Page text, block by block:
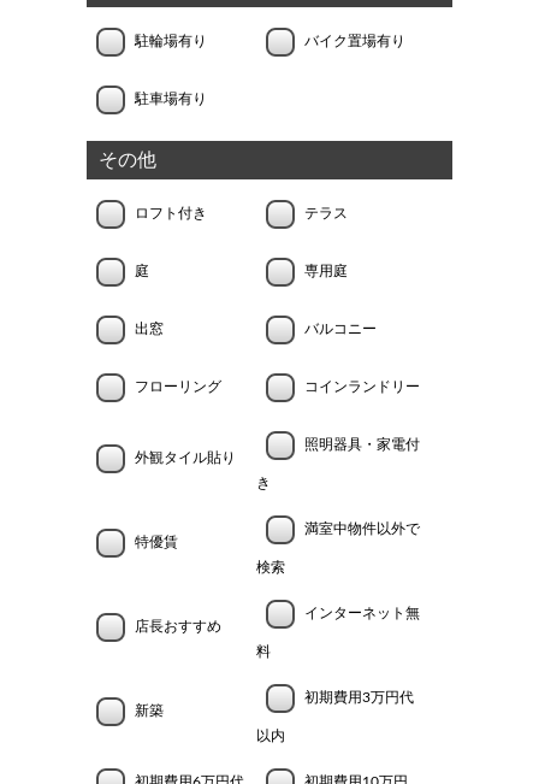
駐輪場有り バイク置場有り
駐車場有り
その他
ロフト付き テラス
庭 専用庭
出窓 バルコニー
フローリング コインランドリー
外観タイル貼り
照明器具・家電付
き
特優賃
満室中物件以外で
検索
店長おすすめ
インターネット無
料
新築
初期費用3万円代
以内